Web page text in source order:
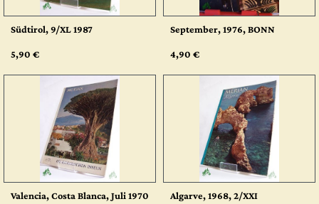
Südtirol, 9/XL 1987
5,90 €
September, 1976, BONN
4,90 €
Valencia, Costa Blanca, Juli 1970 Algarve, 1968, 2/XXI